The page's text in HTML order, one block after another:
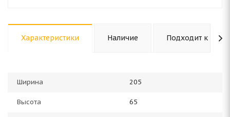
Характеристики Наличие Подходит к авто
Ширина 205
Высота 65